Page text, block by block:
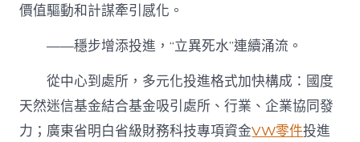
價值驅動和計謀牽引感化。
——穩步增添投進，“立異死水”連續涌流。
從中心到處所，多元化投進格式加快構成：國度
天然迷信基金結合基金吸引處所、行業、企業協同發
力；廣東省明白省級財務科技專項資金VW零件投進